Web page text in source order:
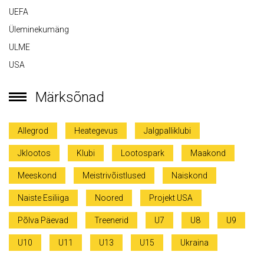
UEFA
Üleminekumäng
ULME
USA
Märksõnad
Allegrod Heategevus Jalgpalliklubi
Jklootos Klubi Lootospark Maakond
Meeskond Meistrivõistlused Naiskond
Naiste Esiliiga Noored Projekt USA
Põlva Päevad Treenerid U7 U8 U9
U10 U11 U13 U15 Ukraina